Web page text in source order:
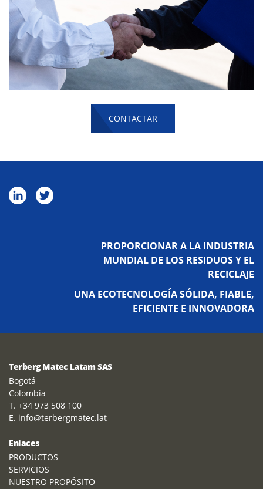
CONTACTAR
PROPORCIONAR A LA INDUSTRIA
MUNDIAL DE LOS RESIDUOS Y EL
RECICLAJE
UNA ECOTECNOLOGÍA SÓLIDA, FIABLE,
EFICIENTE E INNOVADORA
Terberg Matec Latam SAS
Bogotá
Colombia
T. +34 973 508 100
E. info@terbergmatec.lat
Enlaces
PRODUCTOS
SERVICIOS
NUESTRO PROPÓSITO